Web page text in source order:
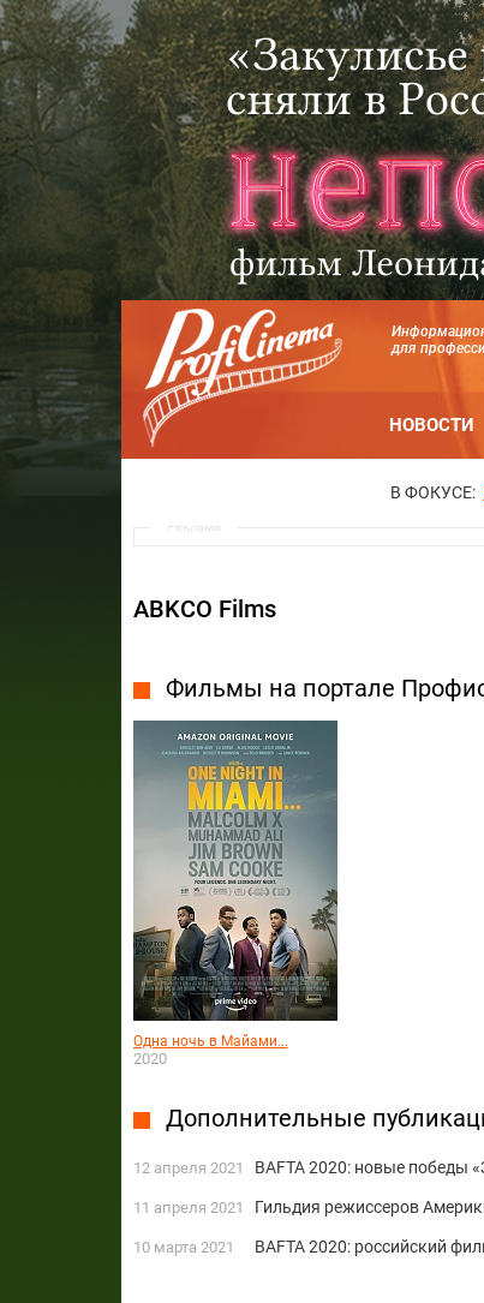
для
НОВОСТИ
В ФОКУСЕ:
Реклама
ABKCO Films
Фильмы на портале
Одна ночь в Майами...
2020
Дополнительные
12 апреля 2021 BAFTA 2020: новые победы
11 апреля 2021 Гильдия режиссеров
10 марта 2021 BAFTA 2020: российский